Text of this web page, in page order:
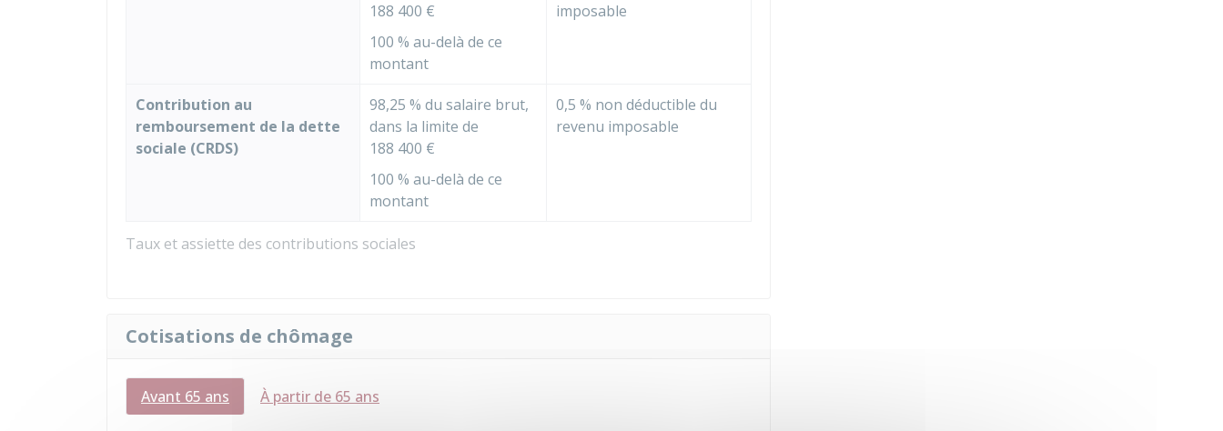
Taux et assiette des contributions sociales
188 400 €
100 % au-delà de ce
montant
imposable
Contribution au
remboursement de la dette
sociale (CRDS)
98,25 % du salaire brut,
dans la limite de
188 400 €
100 % au-delà de ce
montant
0,5 % non déductible du
revenu imposable
Cotisations de chômage
Avant 65 ans À partir de 65 ans